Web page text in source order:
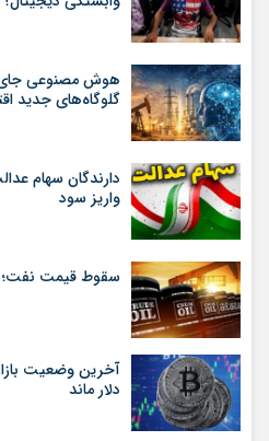
هوش مصنوعی جای
گلوگاه‌های جدید
دارندگان سهام
واریز سود
سقوط قیمت نفت؛ برنت
دلار ماند